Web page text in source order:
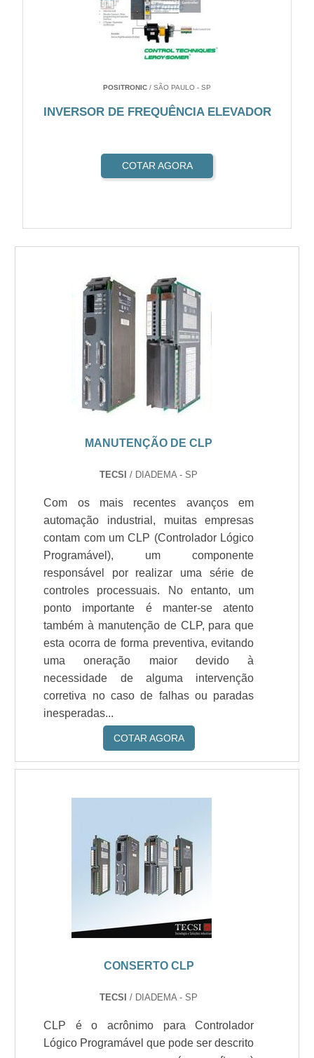
POSITRONIC / SÃO PAULO - SP
INVERSOR DE FREQUÊNCIA ELEVADOR
COTAR AGORA
MANUTENÇÃO DE CLP
TECSI/ DIADEMA - SP
Com os mais recentes avanços em
automação industrial, muitas empresas
contam com um CLP (Controlador Lógico
Programável), um componente
responsável por realizar uma série de
controles processuais. No entanto, um
ponto importante é manter-se atento
também à manutenção de CLP, para que
esta ocorra de forma preventiva, evitando
uma oneração maior devido à
necessidade de alguma intervenção
corretiva no caso de falhas ou paradas
inesperadas...
COTAR AGORA
CONSERTO CLP
TECSI/ DIADEMA - SP
CLP é o acrônimo para Controlador
Lógico Programável que pode ser descrito